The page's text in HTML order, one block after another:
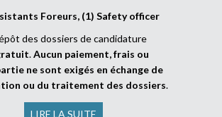
Foreurs, (1) Safety officer
des dossiers de candidature
.Aucun paiement, frais ou
ne sont exigés en échange de
ou du traitement des dossiers.
LIRE LA SUITE